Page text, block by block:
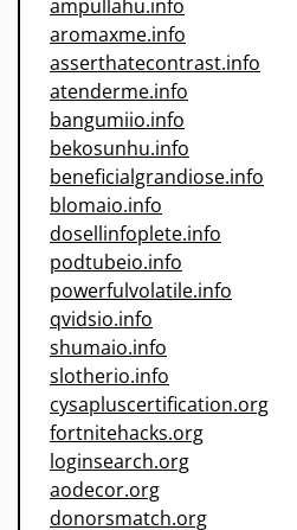
ampullahu.info
aromaxme.info
asserthatecontrast.info
atenderme.info
bangumiio.info
bekosunhu.info
beneficialgrandiose.info
blomaio.info
dosellinfoplete.info
podtubeio.info
powerfulvolatile.info
qvidsio.info
shumaio.info
slotherio.info
cysapluscertification.org
fortnitehacks.org
loginsearch.org
aodecor.org
donorsmatch.org